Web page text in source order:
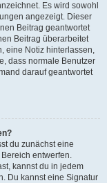
Es wird sowohl
angezeigt. Dieser
Beitrag geantwortet
Beitrag überarbeitet
eine Notiz hinterlassen,
dass normale Benutzer
darauf geantwortet
du zunächst eine
entwerfen.
kannst du in jedem
Du kannst eine Signatur